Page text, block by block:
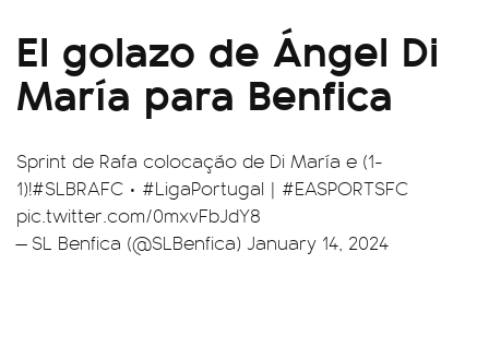
El golazo de Ángel Di
María para Benfica
Sprint de Rafa colocação de Di María e (1-
1)!#SLBRAFC • #LigaPortugal | #EASPORTSFC
pic.twitter.com/0mxvFbJdY8
— SL Benfica (@SLBenfica) January 14, 2024